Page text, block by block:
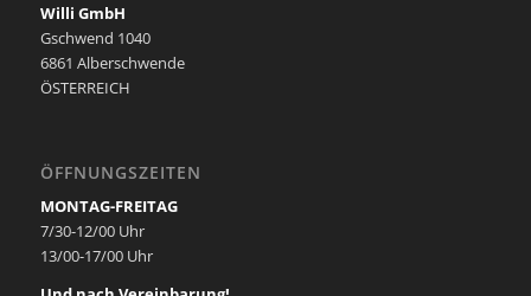
Willi GmbH
Gschwend 1040
6861 Alberschwende
ÖSTERREICH
ÖFFNUNGSZEITEN
MONTAG-FREITAG
7/30-12/00 Uhr
13/00-17/00 Uhr